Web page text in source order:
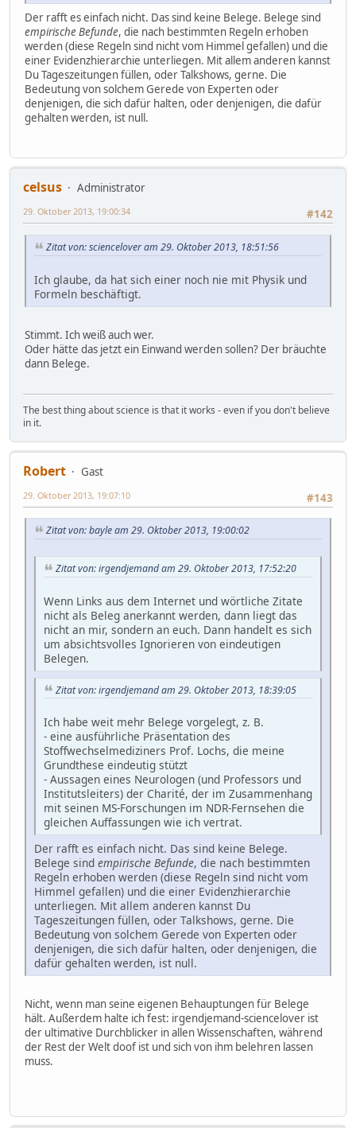
Der rafft es einfach nicht. Das sind keine Belege. Belege sind
empirische Befunde, die nach bestimmten Regeln erhoben
werden (diese Regeln sind nicht vom Himmel gefallen) und die
einer Evidenzhierarchie unterliegen. Mit allem anderen kannst
Du Tageszeitungen füllen, oder Talkshows, gerne. Die
Bedeutung von solchem Gerede von Experten oder
denjenigen, die sich dafür halten, oder denjenigen, die dafür
gehalten werden, ist null.
celsus
Administrator
#142
29. Oktober 2013, 19:00:34
Zitat von: sciencelover am 29. Oktober 2013, 18:51:56
Ich glaube, da hat sich einer noch nie mit Physik und
Formeln beschäftigt.
Stimmt. Ich weiß auch wer.
Oder hätte das jetzt ein Einwand werden sollen? Der bräuchte
dann Belege.
The best thing about science is that it works - even if you don't believe
in it.
Robert
Gast
#143
29. Oktober 2013, 19:07:10
Zitat von: bayle am 29. Oktober 2013, 19:00:02
Zitat von: irgendjemand am 29. Oktober 2013, 17:52:20
Wenn Links aus dem Internet und wörtliche Zitate
nicht als Beleg anerkannt werden, dann liegt das
nicht an mir, sondern an euch. Dann handelt es sich
um absichtsvolles Ignorieren von eindeutigen
Belegen.
Zitat von: irgendjemand am 29. Oktober 2013, 18:39:05
Ich habe weit mehr Belege vorgelegt, z. B.
- eine ausführliche Präsentation des
Stoffwechselmediziners Prof. Lochs, die meine
Grundthese eindeutig stützt
- Aussagen eines Neurologen (und Professors und
Institutsleiters) der Charité, der im Zusammenhang
mit seinen MS-Forschungen im NDR-Fernsehen die
gleichen Auffassungen wie ich vertrat.
Der rafft es einfach nicht. Das sind keine Belege.
Belege sind empirische Befunde, die nach bestimmten
Regeln erhoben werden (diese Regeln sind nicht vom
Himmel gefallen) und die einer Evidenzhierarchie
unterliegen. Mit allem anderen kannst Du
Tageszeitungen füllen, oder Talkshows, gerne. Die
Bedeutung von solchem Gerede von Experten oder
denjenigen, die sich dafür halten, oder denjenigen, die
dafür gehalten werden, ist null.
Nicht, wenn man seine eigenen Behauptungen für Belege
hält. Außerdem halte ich fest: irgendjemand-sciencelover ist
der ultimative Durchblicker in allen Wissenschaften, während
der Rest der Welt doof ist und sich von ihm belehren lassen
muss.